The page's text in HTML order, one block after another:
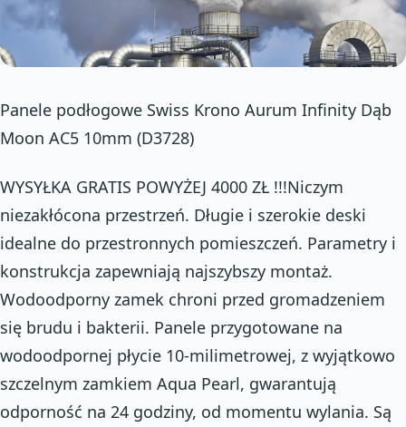
Panele podłogowe Swiss Krono Aurum Infinity Dąb
Moon AC5 10mm (D3728)
WYSYŁKA GRATIS POWYŻEJ 4000 ZŁ !!!Niczym
niezakłócona przestrzeń. Długie i szerokie deski
idealne do przestronnych pomieszczeń. Parametry i
konstrukcja zapewniają najszybszy montaż.
Wodoodporny zamek chroni przed gromadzeniem
się brudu i bakterii. Panele przygotowane na
wodoodpornej płycie 10-milimetrowej, z wyjątkowo
szczelnym zamkiem Aqua Pearl, gwarantują
odporność na 24 godziny, od momentu wylania. Są